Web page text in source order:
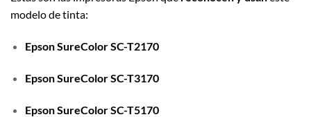
modelo de tinta:
Epson SureColor SC-T2170
Epson SureColor SC-T3170
Epson SureColor SC-T5170